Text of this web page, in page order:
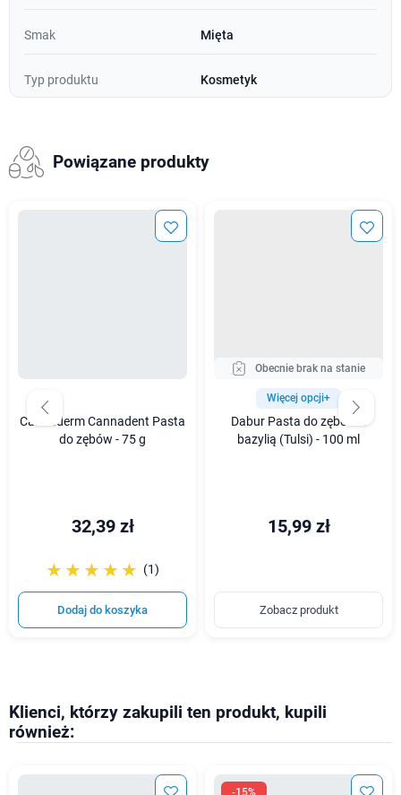
Smak Mięta
Typ produktu Kosmetyk
Powiązane produkty
Cannaderm Cannadent Pasta
do zębów - 75 g
32,39 zł
☆☆☆☆☆
★★★★★ (1)
Dodaj do koszyka
Obecnie brak na stanie
Więcej opcji+
Dabur Pasta do zębów z
bazylią (Tulsi) - 100 ml
15,99 zł
Zobacz produkt
Klienci, którzy zakupili ten produkt, kupili
również: